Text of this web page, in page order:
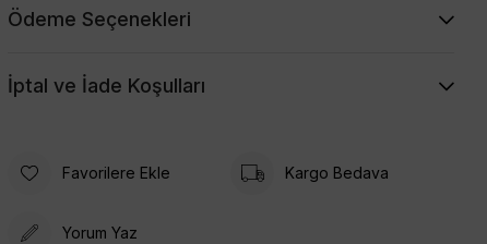
Ödeme Seçenekleri
İptal ve İade Koşulları
Favorilere Ekle Kargo Bedava
Yorum Yaz